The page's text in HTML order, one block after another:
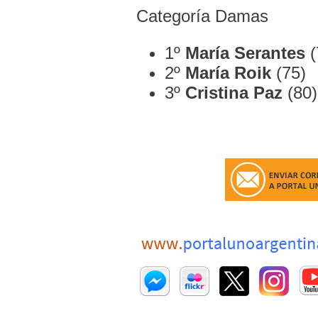
Categoría Damas
1º María Serantes
2º María Roik(75)
3º Cristina Paz(80)